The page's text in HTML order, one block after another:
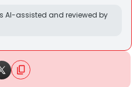
AI-assisted and reviewed by